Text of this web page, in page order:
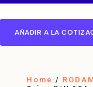
AÑADIR A LA
Home /